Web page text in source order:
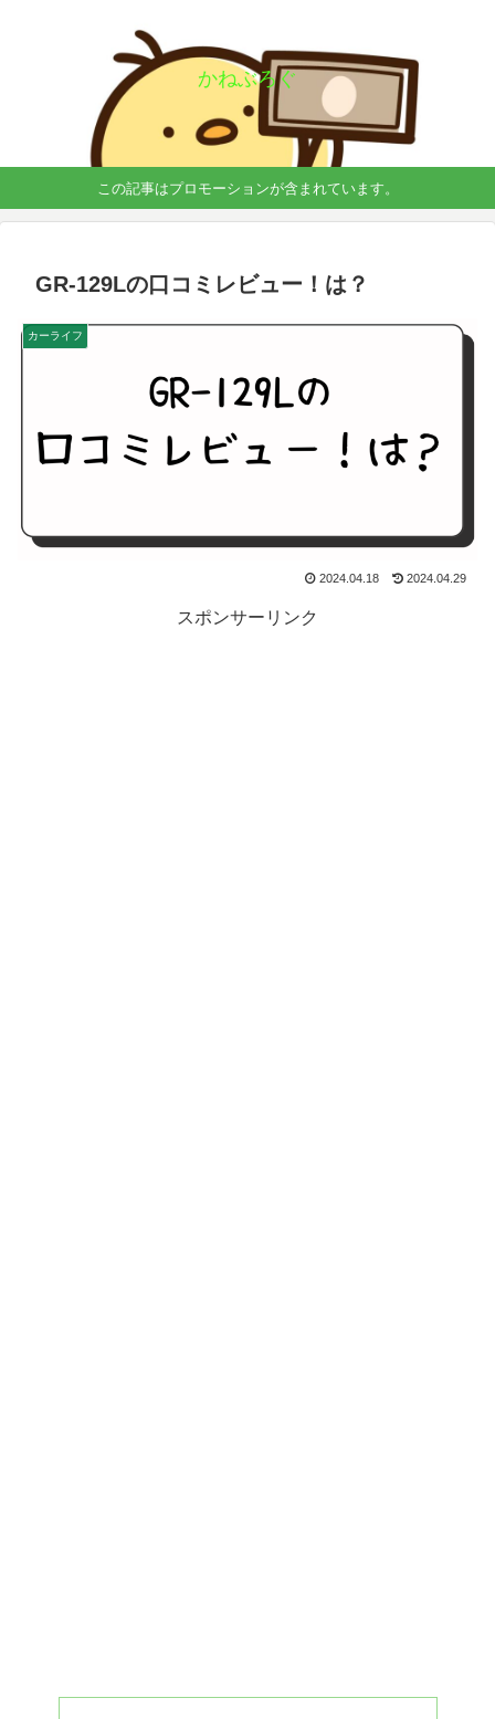
かねぶろぐ
この記事はプロモーションが含まれています。
GR-129Lの口コミレビュー！は？
カーライフ
2024.04.18 2024.04.29
スポンサーリンク